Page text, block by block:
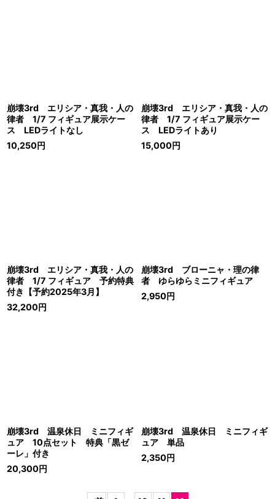
崩壊3rd エリシア・真我・人の
律者 1/7 フィギュア展示ケー
ス LEDライトなし
10,250円
崩壊3rd エリシア・真我・人の
律者 1/7 フィギュア展示ケー
ス LEDライトあり
15,000円
崩壊3rd エリシア・真我・人の
律者 1/7 フィギュア 予約特典
付き【予約2025年3月】
32,200円
崩壊3rd ブローニャ・理の律
者 ゆらゆらミニフィギュア
2,950円
崩壊3rd 温泉休日 ミニフィギ
ュア 10点セット 特典「黒ゼ
ーレ」付き
20,300円
崩壊3rd 温泉休日 ミニフィギ
ュア 単品
2,350円